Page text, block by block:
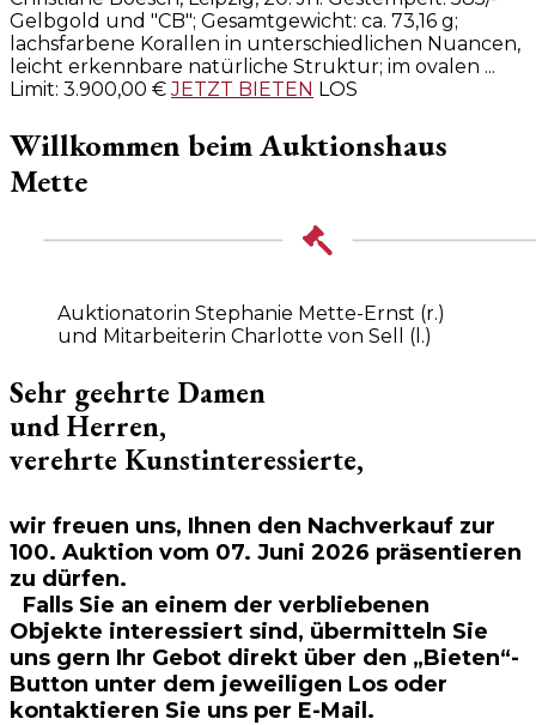
Gelbgold und "CB"; Gesamtgewicht: ca. 73,16 g;
lachsfarbene Korallen in unterschiedlichen Nuancen,
leicht erkennbare natürliche Struktur; im ovalen ...
Limit: 3.900,00 € JETZT BIETEN LOS
Willkommen beim Auktionshaus
Mette
Auktionatorin Stephanie Mette-Ernst (r.)
und Mitarbeiterin Charlotte von Sell (l.)
Sehr geehrte Damen
und Herren,
verehrte Kunstinteressierte,
wir freuen uns, Ihnen den Nachverkauf zur
100. Auktion vom 07. Juni 2026 präsentieren
zu dürfen.
Falls Sie an einem der verbliebenen
Objekte interessiert sind, übermitteln Sie
uns gern Ihr Gebot direkt über den „Bieten“-
Button unter dem jeweiligen Los oder
kontaktieren Sie uns per E-Mail.